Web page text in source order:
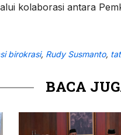
kolaborasi antara
birokrasi, Rudy Susmanto,
BACA